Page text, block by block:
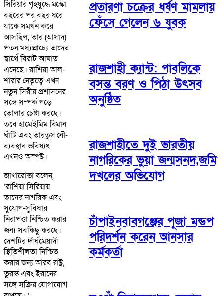
সিরিয়ার গৃহযুদ্ধে মস্কো
বছরের পর বছর ধরে
যাকে সমর্থন করে
আসছিল, তার (আসাদ)
পতন মধ্যপ্রাচ্যে তাদের
স্বার্থে বিরাট আঘাত
এনেছে। রাশিয়া আল-
শারার নেতৃত্বে এখন
নতুন সিরীয় প্রশাসনের
সঙ্গে সম্পর্ক গড়ে
তোলার চেষ্টা করছে।
তবে হামেইমিম বিমান
ঘাঁটি এবং তারতুস নৌ-
ব্যবস্থার ভবিষ্যৎ
এখনও অস্পষ্ট।
জাখারোভা বলেন,
‘রাশিয়া সিরিয়ায়
তাদের নাগরিক এবং
সুযোগ-সুবিধার
নিরাপত্তা নিশ্চিত করার
জন্য সবকিছু করছে।
দেশটির দীর্ঘমেয়াদী
স্থিতিশীলতা নিশ্চিত
করার জন্য আরব রাষ্ট্র,
তুরস্ক এবং ইরানের
সঙ্গে সক্রিয় যোগাযোগ
প্রতারণা চক্রের ধর্ষণ মামলায়
ফেঁসে গেলেন ৬ যুবক
রাজশাহী ক্যান্ট: পাবলিকে
বসন্ত বরণ ও পিঠা উৎসব
অনুষ্ঠিত
রাজশাহীতে দুই ভারতীয়
নাগরিকের ভুয়া জন্মসনদ,জমি
দখলের অভিযোগ
চাঁপাইনবাবগঞ্জের পূজা মন্ডপ
পরিদর্শন করেন আনসার
কর্মকর্তা